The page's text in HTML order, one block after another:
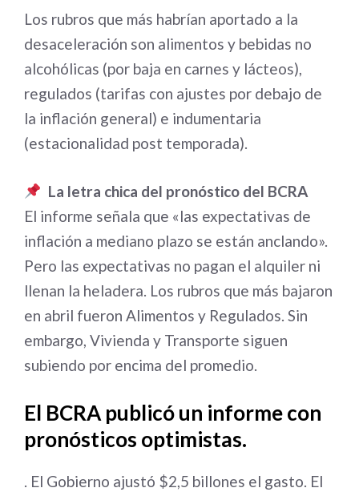
Los rubros que más habrían aportado a la
desaceleración son alimentos y bebidas no
alcohólicas (por baja en carnes y lácteos),
regulados (tarifas con ajustes por debajo de
la inflación general) e indumentaria
(estacionalidad post temporada).
La letra chica del pronóstico del BCRA
El informe señala que «las expectativas de
inflación a mediano plazo se están anclando».
Pero las expectativas no pagan el alquiler ni
llenan la heladera. Los rubros que más bajaron
en abril fueron Alimentos y Regulados. Sin
embargo, Vivienda y Transporte siguen
subiendo por encima del promedio.
El BCRA publicó un informe con
pronósticos optimistas.
. El Gobierno ajustó $2,5 billones el gasto. El